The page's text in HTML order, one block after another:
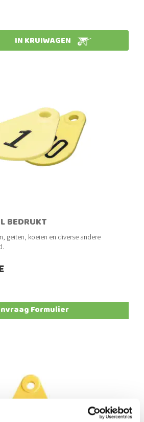
IN KRUIWAGEN
BEDRUKT
geiten, koeien en diverse andere
Formulier